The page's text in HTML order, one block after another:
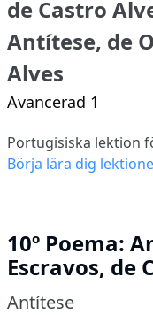
de Castro
Antítese, de
Alves
Avancerad 1
Portugisiska lektion
Börja lära dig
10º Poema:
Escravos, de
Antítese